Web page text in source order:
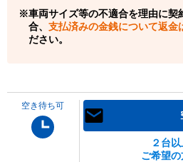
車両サイズ等の不適合を理由に契
合、 支払済みの金銭について返金
ださい。
空き待ち可
２台
ご希望